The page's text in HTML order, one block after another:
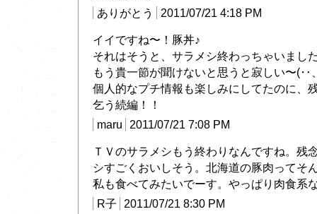
ありがとう
2011/07/21 4:18 PM
イイですね〜！豚丼♪
それはそうと、サラメシ終わっちゃいまし
もう貴一節が聞けないと思うと寂しい〜(‥
個人的なプチ情報も楽しみにしてたのに、
乞う続編！！
maru
2011/07/21 7:08 PM
ＴＶのサラメシもう終わりなんですね。残
シすごくおいしそう。北海道の豚肉ってそ
私も食べてみたいでーす。やっぱり肉食系
R子
2011/07/21 8:30 PM